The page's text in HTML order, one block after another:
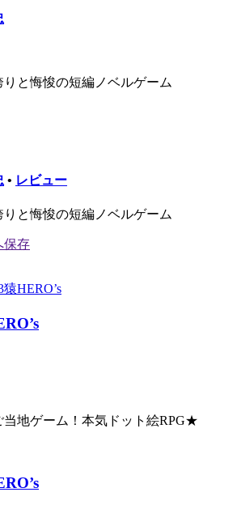
と悔悛の短編ノベルゲーム
• レビュー
と悔悛の短編ノベルゲーム
当地ゲーム！本気ドット絵RPG★